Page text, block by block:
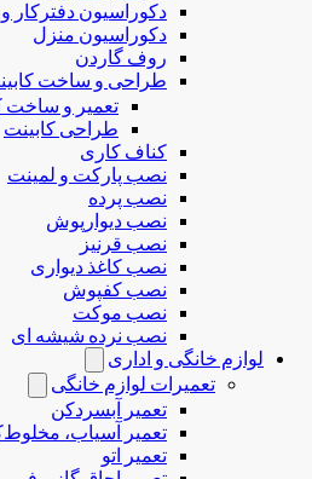
دکوراسیون دفترکار
دکوراسیون منزل
روف گاردن
طراحی و ساخت
تعمیر و ساخت
طراحی کابینت
کناف کاری
نصب پارکت و لمینت
نصب پرده
نصب دیوارپوش
نصب قرنیز
نصب کاغذ دیواری
نصب کفپوش
نصب موکت
نصب نرده شیشه ای
لوازم خانگی و اداری
تعمیرات لوازم خانگی
تعمیر آبسردکن
تعمیر آسیاب،
تعمیر اتو